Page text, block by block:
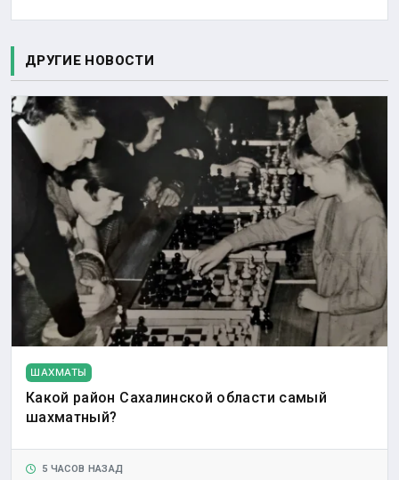
ДРУГИЕ НОВОСТИ
ШАХМАТЫ
Какой район Сахалинской области самый
шахматный?
5 ЧАСОВ НАЗАД